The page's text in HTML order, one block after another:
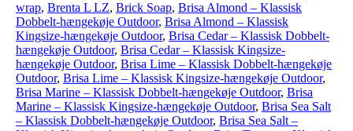
wrap, Brenta L LZ, Brick Soap, Brisa Almond – Klassisk
Dobbelt-hængekøje Outdoor, Brisa Almond – Klassisk
Kingsize-hængekøje Outdoor, Brisa Cedar – Klassisk Dobbelt-
hængekøje Outdoor, Brisa Cedar – Klassisk Kingsize-
hængekøje Outdoor, Brisa Lime – Klassisk Dobbelt-hængekøje
Outdoor, Brisa Lime – Klassisk Kingsize-hængekøje Outdoor,
Brisa Marine – Klassisk Dobbelt-hængekøje Outdoor, Brisa
Marine – Klassisk Kingsize-hængekøje Outdoor, Brisa Sea Salt
– Klassisk Dobbelt-hængekøje Outdoor, Brisa Sea Salt –